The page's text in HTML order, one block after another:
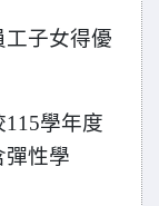
子女得優
學年度
彈性學